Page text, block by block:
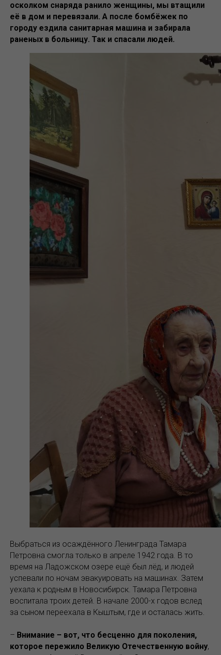
осколком снаряда ранило женщины, мы втащили
её в дом и перевязали. А после бомбёжек по
городу ездила санитарная машина и забирала
раненых в больницу. Так и спасали людей.
Выбраться из осаждённого Ленинграда Тамара
Петровна смогла только в апреле 1942 года. В то
время на Ладожском озере ещё был лёд, и людей
успевали по ночам эвакуировать на машинах. Затем
уехала к родным в Новосибирск. Тамара Петровна
воспитала троих детей. В начале 2000-х годов вслед
за сыном переехала в Кыштым, где и осталась жить.
– Внимание – вот, что бесценно для поколения,
которое пережило Великую Отечественную войну,